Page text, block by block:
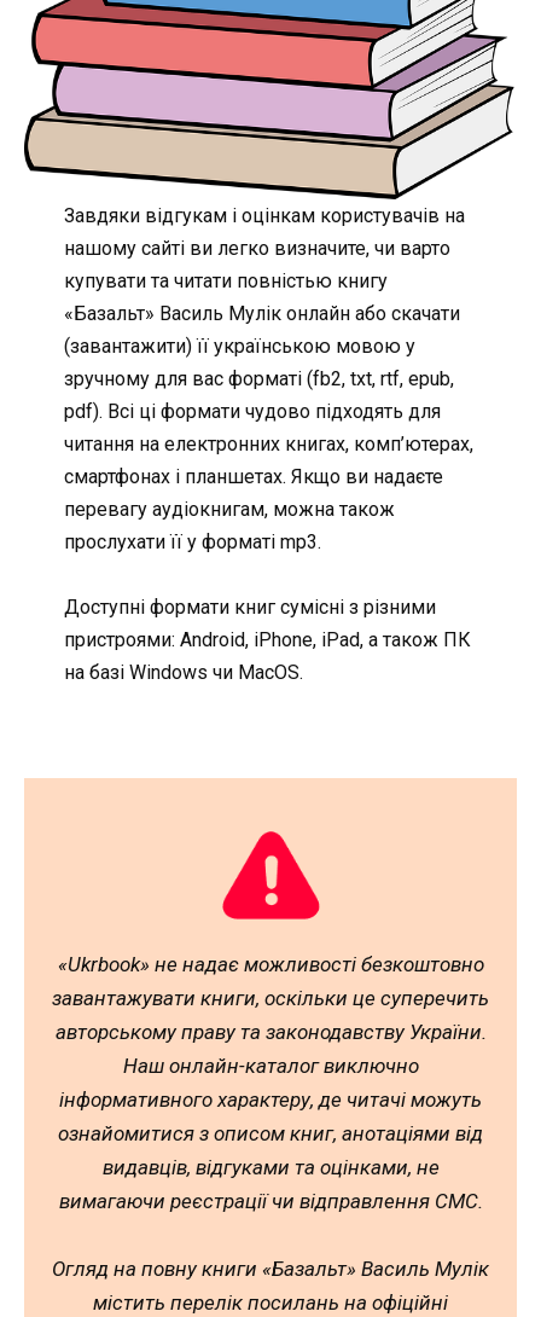
Завдяки відгукам і оцінкам користувачів на
нашому сайті ви легко визначите, чи варто
купувати та читати повністью книгу
«Базальт» Василь Мулік онлайн або скачати
(завантажити) її українською мовою у
зручному для вас форматі (fb2, txt, rtf, epub,
pdf). Всі ці формати чудово підходять для
читання на електронних книгах, комп’ютерах,
смартфонах і планшетах. Якщо ви надаєте
перевагу аудіокнигам, можна також
прослухати її у форматі mp3.
Доступні формати книг сумісні з різними
пристроями: Android, iPhone, iPad, а також ПК
на базі Windows чи MacOS.
«Ukrbook» не надає можливості безкоштовно
завантажувати книги, оскільки це суперечить
авторському праву та законодавству України.
Наш онлайн-каталог виключно
інформативного характеру, де читачі можуть
ознайомитися з описом книг, анотаціями від
видавців, відгуками та оцінками, не
вимагаючи реєстрації чи відправлення СМС.
Огляд на повну книги «Базальт» Василь Мулік
містить перелік посилань на офіційні